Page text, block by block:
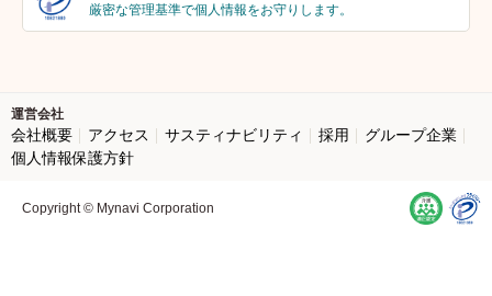
厳密な管理基準で個人情報をお守りします。
運営会社
会社概要 アクセス サスティナビリティ 採用
グループ企業
個人情報保護方針
Copyright © Mynavi Corporation